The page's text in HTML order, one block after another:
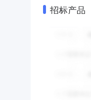
招标产品